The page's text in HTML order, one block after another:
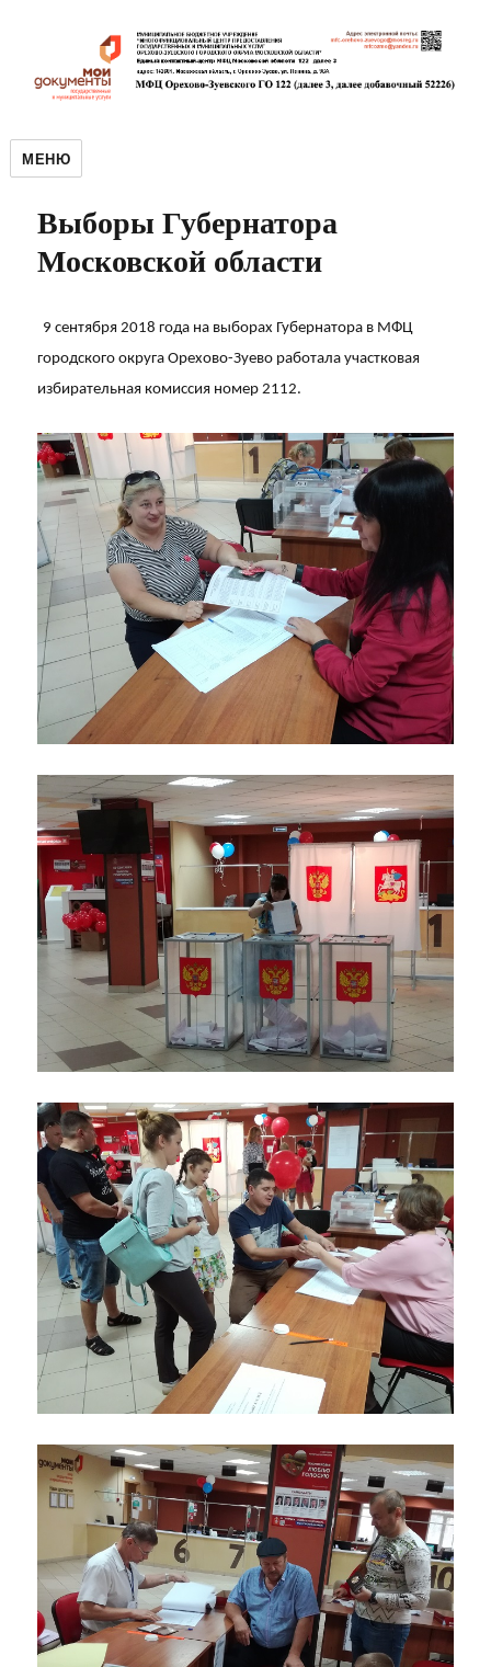
МЕНЮ
Выборы Губернатора
Московской области
9 сентября 2018 года на выборах Губернатора в МФЦ
городского округа Орехово-Зуево работала участковая
избирательная комиссия номер 2112.